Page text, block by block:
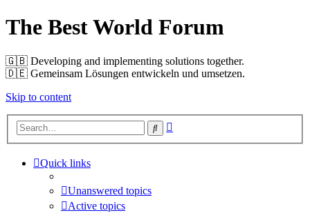
The Best World Forum
🇬🇧️ Developing and implementing solutions together.
🇩🇪️ Gemeinsam Lösungen entwickeln und umsetzen.
Skip to content
Search
Quick links
Unanswered topics
Active topics